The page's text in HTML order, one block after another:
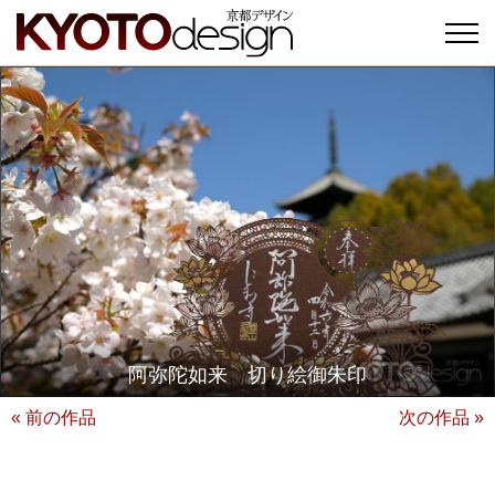
阿弥陀如来 切り絵御朱印
« 前の作品 次の作品 »